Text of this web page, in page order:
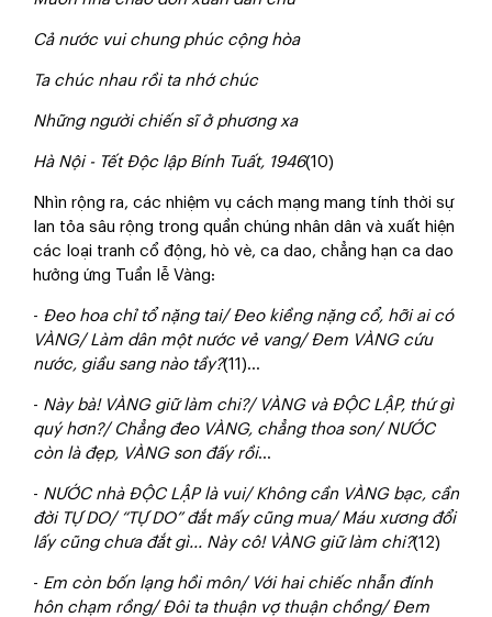
Cả nước vui chung phúc cộng hòa
Ta chúc nhau rồi ta nhớ chúc
Những người chiến sĩ ở phương xa
Hà Nội - Tết Độc lập Bính Tuất, 1946(10)
Nhìn rộng ra, các nhiệm vụ cách mạng mang tính thời sự
lan tỏa sâu rộng trong quần chúng nhân dân và xuất hiện
các loại tranh cổ động, hò vè, ca dao, chẳng hạn ca dao
hưởng ứng Tuần lễ Vàng:
- Đeo hoa chỉ tổ nặng tai/ Đeo kiềng nặng cổ, hỡi ai có
VÀNG/ Làm dân một nước vẻ vang/ Đem VÀNG cứu
nước, giầu sang nào tầy?(11)...
- Này bà! VÀNG giữ làm chi?/ VÀNG và ĐỘC LẬP, thứ gì
quý hơn?/ Chẳng đeo VÀNG, chẳng thoa son/ NƯỚC
còn là đẹp, VÀNG son đấy rồi...
- NƯỚC nhà ĐỘC LẬP là vui/ Không cần VÀNG bạc, cần
đời TỰ DO/ “TỰ DO” đắt mấy cũng mua/ Máu xương đổi
lấy cũng chưa đắt gì... Này cô! VÀNG giữ làm chi?(12)
- Em còn bốn lạng hồi môn/ Với hai chiếc nhẫn đính
hôn chạm rồng/ Đôi ta thuận vợ thuận chồng/ Đem